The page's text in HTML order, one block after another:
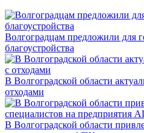
Волгоградцам предложили для
благоустройства
В Волгоградской области
отходами
В Волгоградской области